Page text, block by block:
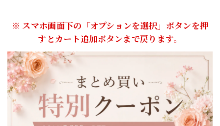
※ スマホ画面下の「オプションを選択」ボタンを押
すとカート追加ボタンまで戻ります。